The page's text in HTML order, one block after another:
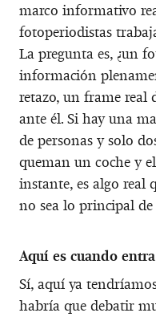
marco informativo
fotoperiodistas
La pregunta es, ¿un
información
retazo, un frame real
ante él. Si hay una
de personas y solo
queman un coche y
instante, es algo real
no sea lo principal
Aquí es cuando
Sí, aquí ya
habría que debatir